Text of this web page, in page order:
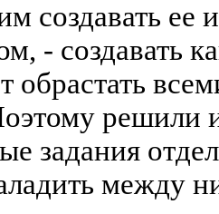
создавать ее
- создавать
обрастать
решили
задания
между